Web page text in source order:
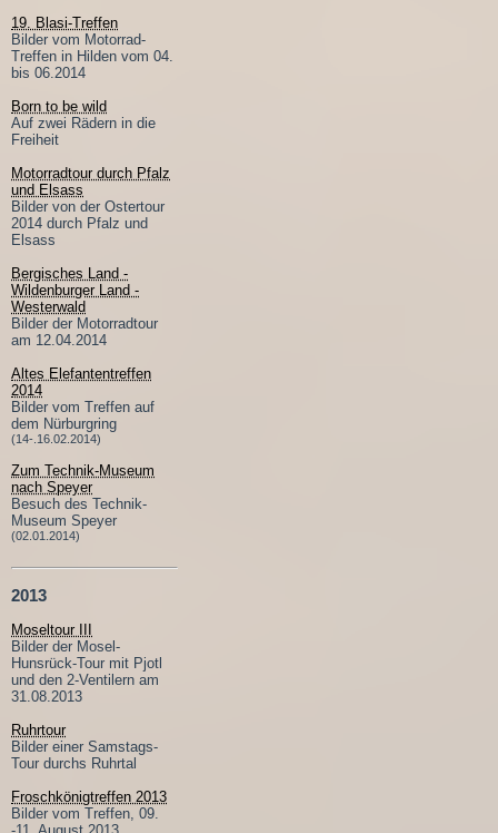
19. Blasi-Treffen
Bilder vom Motorrad-
Treffen in Hilden vom 04.
bis 06.2014
Born to be wild
Auf zwei Rädern in die
Freiheit
Motorradtour durch Pfalz
und Elsass
Bilder von der Ostertour
2014 durch Pfalz und
Elsass
Bergisches Land -
Wildenburger Land -
Westerwald
Bilder der Motorradtour
am 12.04.2014
Altes Elefantentreffen
2014
Bilder vom Treffen auf
dem Nürburgring
(14-.16.02.2014)
Zum Technik-Museum
nach Speyer
Besuch des Technik-
Museum Speyer
(02.01.2014)
2013
Moseltour III
Bilder der Mosel-
Hunsrück-Tour mit Pjotl
und den 2-Ventilern am
31.08.2013
Ruhrtour
Bilder einer Samstags-
Tour durchs Ruhrtal
Froschkönigtreffen 2013
Bilder vom Treffen, 09.